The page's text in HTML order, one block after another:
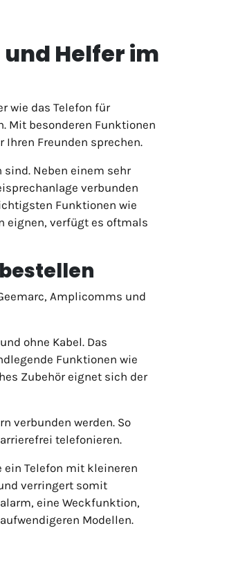
Helfer im
wie das Telefon für
Mit besonderen Funktionen
Freunden sprechen.
Neben einem sehr
verbunden
Funktionen wie
eignen, verfügt es oftmals
Amplicomms und
ohne Kabel. Das
Funktionen wie
Zubehör eignet sich der
verbunden werden. So
telefonieren.
ein Telefon mit kleineren
verringert somit
eine Weckfunktion,
Modellen.